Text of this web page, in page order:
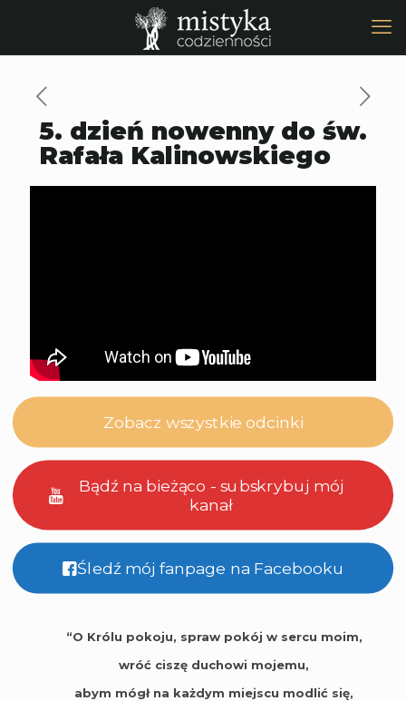
5. dzień nowenny do św.
Rafała Kalinowskiego
Zobacz wszystkie odcinki
Bądź na bieżąco - subskrybuj mój
kanał
Śledź mój fanpage na Facebooku
“O Królu pokoju, spraw pokój w sercu moim,
wróć ciszę duchowi mojemu,
abym mógł na każdym miejscu modlić się,